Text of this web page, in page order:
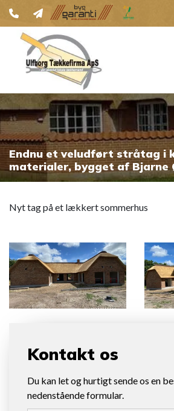
Skip
main
content
Endnu et veludført stråtag i
materialer, bygget af
Nyt tag på et lækkert sommerhus
Kontakt os
Du kan let og hurtigt sende os en
nedenstående formular.